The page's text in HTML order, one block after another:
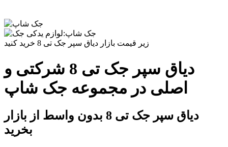
زیر قیمت بازار دیاق سپر جک تی 8 خرید کنید
دیاق سپر جک تی 8 شرکتی و
اصلی در مجموعه جک شاپ
دیاق سپر جک تی 8 بدون واسط از بازار
بخرید